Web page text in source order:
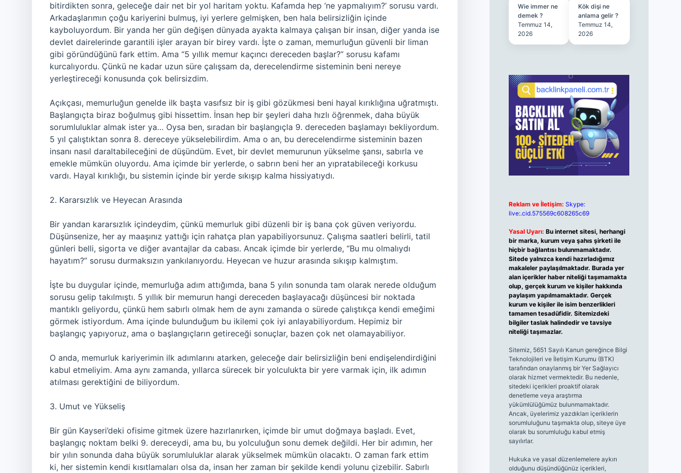
bitirdikten sonra, geleceğe dair net bir yol haritam yoktu. Kafamda hep ‘ne yapmalıyım?’ sorusu vardı.
Arkadaşlarımın çoğu kariyerini bulmuş, iyi yerlere gelmişken, ben hala belirsizliğin içinde
kayboluyordum. Bir yanda her gün değişen dünyada ayakta kalmaya çalışan bir insan, diğer yanda ise
devlet dairelerinde garantili işler arayan bir birey vardı. İşte o zaman, memurluğun güvenli bir liman
gibi göründüğünü fark ettim. Ama “5 yıllık memur kaçıncı dereceden başlar?” sorusu kafamı
kurcalıyordu. Çünkü ne kadar uzun süre çalışsam da, derecelendirme sisteminin beni nereye
yerleştireceği konusunda çok belirsizdim.
Açıkçası, memurluğun genelde ilk başta vasıfsız bir iş gibi gözükmesi beni hayal kırıklığına uğratmıştı.
Başlangıçta biraz boğulmuş gibi hissettim. İnsan hep bir şeyleri daha hızlı öğrenmek, daha büyük
sorumluluklar almak ister ya… Oysa ben, sıradan bir başlangıçla 9. dereceden başlamayı bekliyordum.
5 yıl çalıştıktan sonra 8. dereceye yükselebilirdim. Ama o an, bu derecelendirme sisteminin bazen
insanı nasıl daraltabileceğini de düşündüm. Evet, bir devlet memurunun yükselme şansı, sabırla ve
emekle mümkün oluyordu. Ama içimde bir yerlerde, o sabrın beni her an yıpratabileceği korkusu
vardı. Hayal kırıklığı, bu sistemin içinde bir yerde sıkışıp kalma hissiyatıydı.
2. Kararsızlık ve Heyecan Arasında
Bir yandan kararsızlık içindeydim, çünkü memurluk gibi düzenli bir iş bana çok güven veriyordu.
Düşünsenize, her ay maaşınız yattığı için rahatça plan yapabiliyorsunuz. Çalışma saatleri belirli, tatil
günleri belli, sigorta ve diğer avantajlar da cabası. Ancak içimde bir yerlerde, “Bu mu olmalıydı
hayatım?” sorusu durmaksızın yankılanıyordu. Heyecan ve huzur arasında sıkışıp kalmıştım.
İşte bu duygular içinde, memurluğa adım attığımda, bana 5 yılın sonunda tam olarak nerede olduğum
sorusu gelip takılmıştı. 5 yıllık bir memurun hangi dereceden başlayacağı düşüncesi bir noktada
mantıklı geliyordu, çünkü hem sabırlı olmak hem de aynı zamanda o sürede çalıştıkça kendi emeğimi
görmek istiyordum. Ama içinde bulunduğum bu ikilemi çok iyi anlayabiliyordum. Hepimiz bir
başlangıç yapıyoruz, ama o başlangıçların getireceği sonuçlar, bazen çok net olamayabiliyor.
O anda, memurluk kariyerimin ilk adımlarını atarken, geleceğe dair belirsizliğin beni endişelendirdiğini
kabul etmeliyim. Ama aynı zamanda, yıllarca sürecek bir yolculukta bir yere varmak için, ilk adımın
atılması gerektiğini de biliyordum.
3. Umut ve Yükseliş
Bir gün Kayseri’deki ofisime gitmek üzere hazırlanırken, içimde bir umut doğmaya başladı. Evet,
başlangıç noktam belki 9. dereceydi, ama bu, bu yolculuğun sonu demek değildi. Her bir adımın, her
bir yılın sonunda daha büyük sorumluluklar alarak yükselmek mümkün olacaktı. O zaman fark ettim
ki, her sistemin kendi kısıtlamaları olsa da, insan her zaman bir şekilde kendi yolunu çizebilir. Sabırlı
Wie immer ne
demek ?
Temmuz 14,
2026
Kök dişi ne
anlama gelir ?
Temmuz 14,
2026
Reklam ve İletişim: Skype:
live:.cid.575569c608265c69
Yasal Uyarı: Bu internet sitesi, herhangi
bir marka, kurum veya şahıs şirketi ile
hiçbir bağlantısı bulunmamaktadır.
Sitede yalnızca kendi hazırladığımız
makaleler paylaşılmaktadır. Burada yer
alan içerikler haber niteliği taşımamakta
olup, gerçek kurum ve kişiler hakkında
paylaşım yapılmamaktadır. Gerçek
kurum ve kişiler ile isim benzerlikleri
tamamen tesadüfidir. Sitemizdeki
bilgiler taslak halindedir ve tavsiye
niteliği taşımazlar.
Sitemiz, 5651 Sayılı Kanun gereğince Bilgi
Teknolojileri ve İletişim Kurumu (BTK)
tarafından onaylanmış bir Yer Sağlayıcı
olarak hizmet vermektedir. Bu nedenle,
sitedeki içerikleri proaktif olarak
denetleme veya araştırma
yükümlülüğümüz bulunmamaktadır.
Ancak, üyelerimiz yazdıkları içeriklerin
sorumluluğunu taşımakta olup, siteye üye
olarak bu sorumluluğu kabul etmiş
sayılırlar.
Hukuka ve yasal düzenlemelere aykırı
olduğunu düşündüğünüz içerikleri,